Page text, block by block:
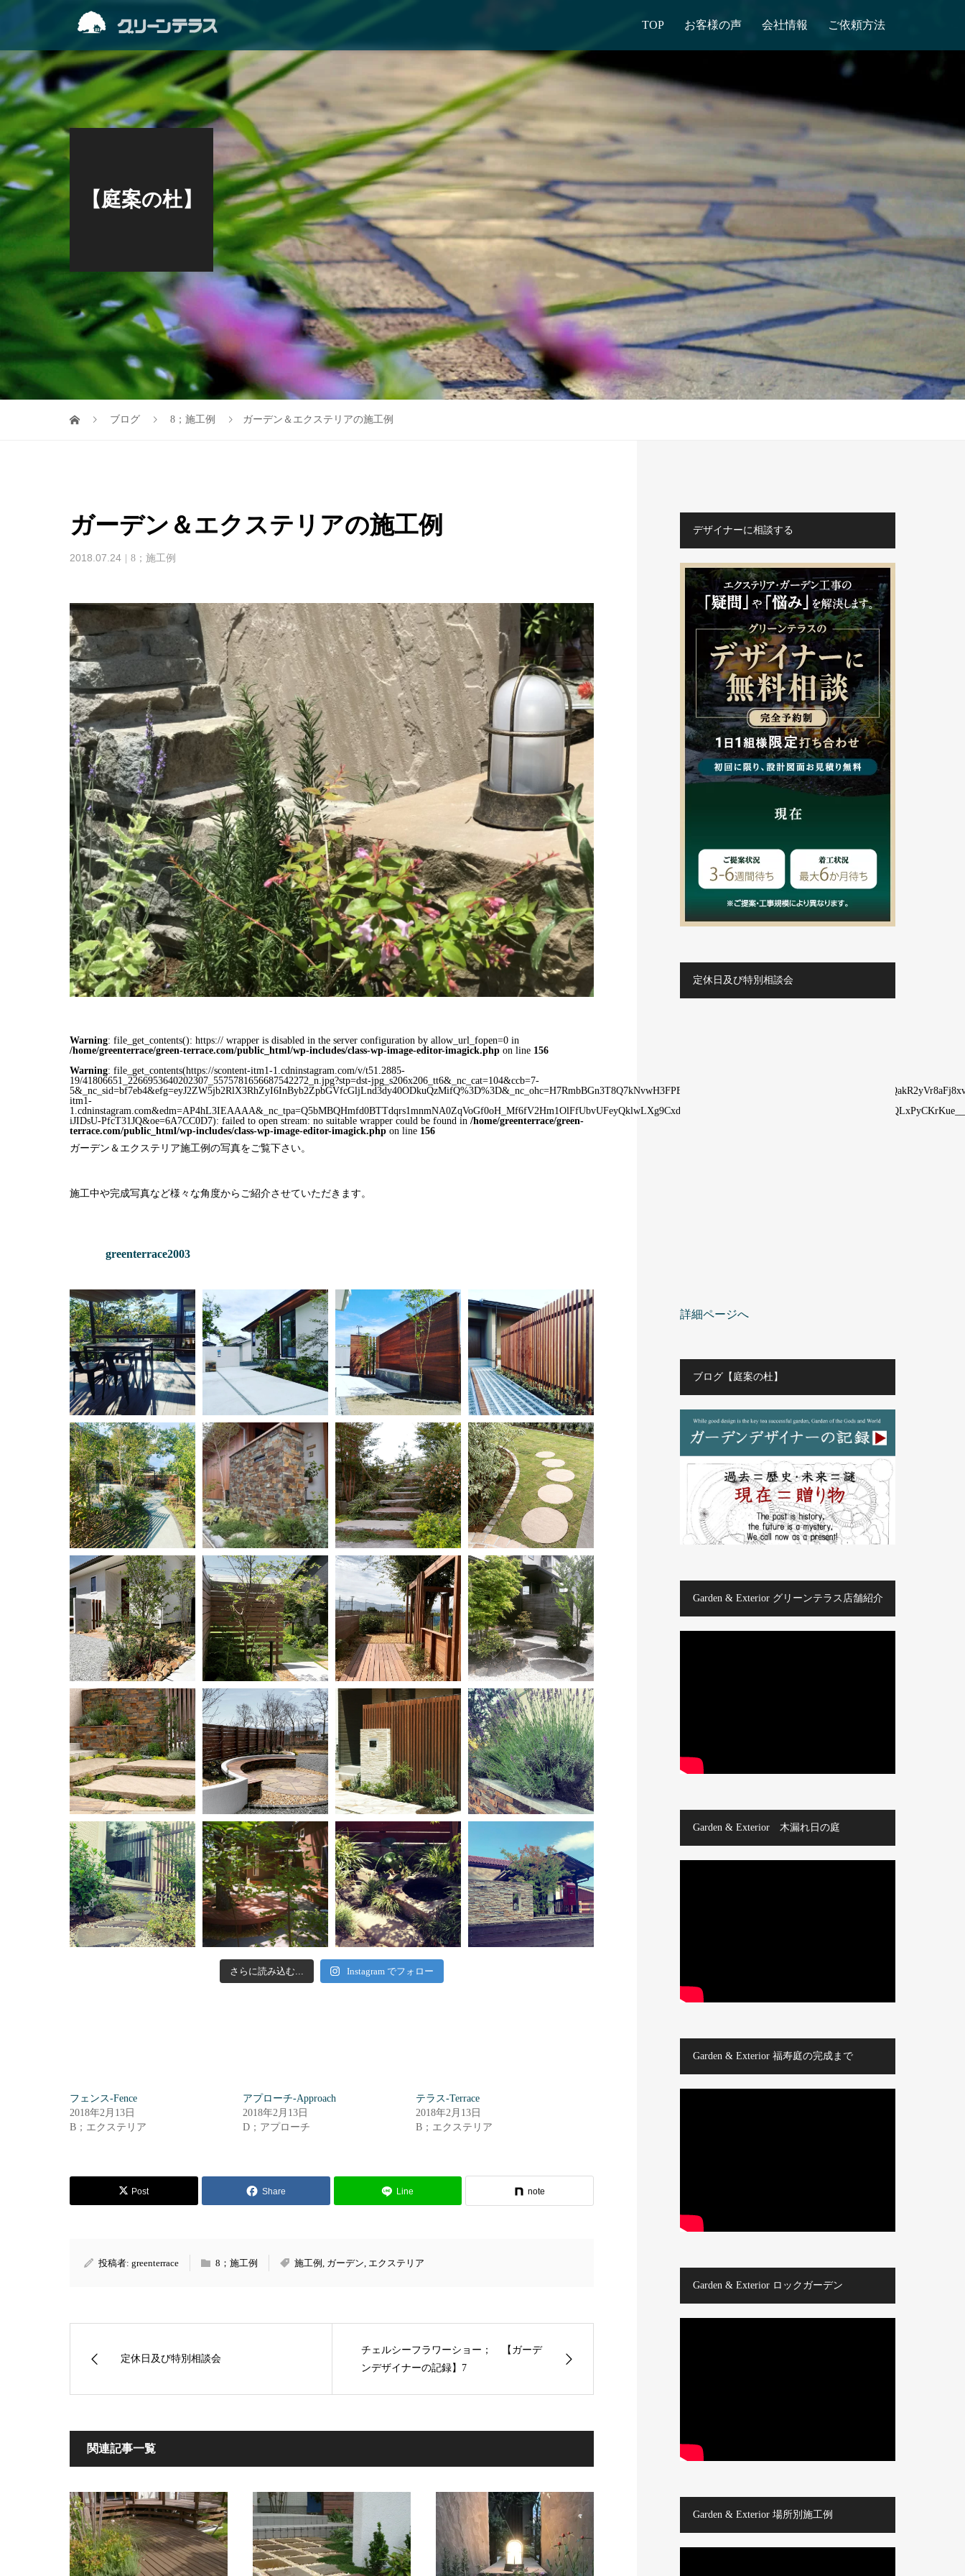
TOP お客様の声 会社情報 ご依頼方法
【庭案の杜】
ブログ 8；施工例 ガーデン＆エクステリアの施工例
ガーデン＆エクステリアの施工例
2018.07.24 8；施工例
Warning: file_get_contents(): https:// wrapper is disabled in the server configuration by allow_url_fopen=0 in
/home/greenterrace/green-terrace.com/public_html/wp-includes/class-wp-image-editor-imagick.php on line 156
Warning: file_get_contents(https://scontent-itm1-1.cdninstagram.com/v/t51.2885-
19/41806651_2266953640202307_5575781656687542272_n.jpg?stp=dst-jpg_s206x206_tt6&_nc_cat=104&ccb=7-
itm1-
iJIDsU-PfcT31JQ&oe=6A7CC0D7): failed to open stream: no suitable wrapper could be found in /home/greenterrace/green-
terrace.com/public_html/wp-includes/class-wp-image-editor-imagick.php on line 156
ガーデン＆エクステリア施工例の写真をご覧下さい。
施工中や完成写真など様々な角度からご紹介させていただきます。
greenterrace2003
さらに読み込む... Instagram でフォロー
フェンス-Fence
2018年2月13日
B；エクステリア
アプローチ-Approach
2018年2月13日
D；アプローチ
テラス-Terrace
2018年2月13日
B；エクステリア
Post Share Line note
投稿者: greenterrace 8；施工例 施工例 ガーデン エクステリア
定休日及び特別相談会
チェルシーフラワーショー； 【ガーデ
ンデザイナーの記録】7
関連記事一覧
デザイナーに相談する
定休日及び特別相談会
詳細ページへ
ブログ【庭案の杜】
Garden & Exterior グリーンテラス店舗紹介
Garden & Exterior 木漏れ日の庭
Garden & Exterior 福寿庭の完成まで
Garden & Exterior ロックガーデン
Garden & Exterior 場所別施工例